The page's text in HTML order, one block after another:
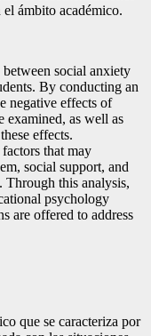
el ámbito académico.
social anxiety
By conducting an
negative effects of
examined, as well as
effects.
that may
social support, and
Through this analysis,
psychology
are offered to address
que se caracteriza por